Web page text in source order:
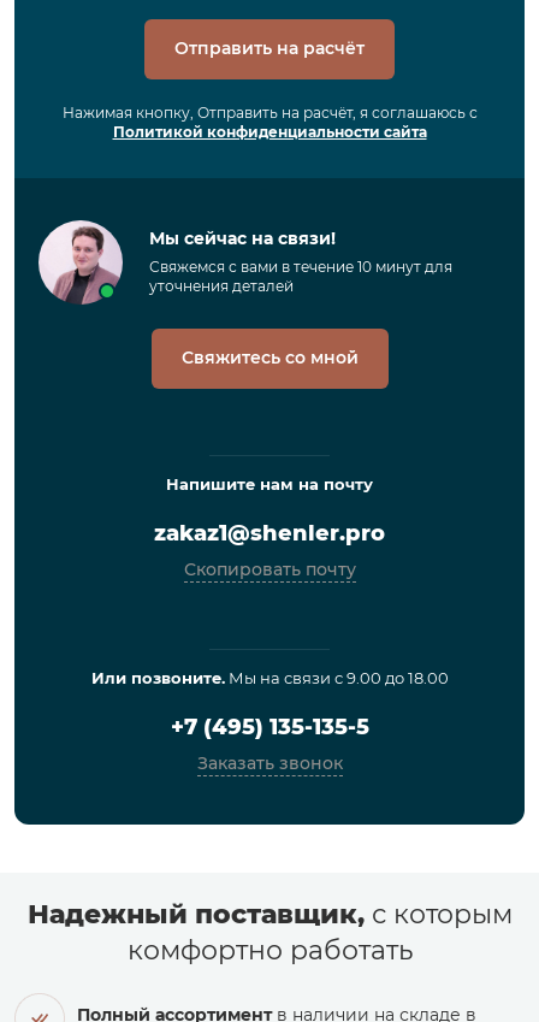
Отправить на расчёт
Нажимая кнопку, Отправить на расчёт, я соглашаюсь с
Политикой конфиденциальности сайта
Мы сейчас на связи!
Свяжемся с вами в течение 10 минут для
уточнения деталей
Свяжитесь со мной
Напишите нам на почту
zakaz1@shenler.pro
Скопировать почту
Или позвоните.Мы на связи с 9.00 до 18.00
+7 (495) 135-135-5
Заказать звонок
Надежный поставщик,с которым
комфортно работать
Полный ассортиментв наличии на складе в